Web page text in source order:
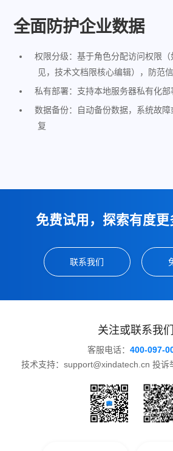
全面防护企业数据
权限分级：基于角色分配访问权限
见，技术文档限核心编辑），防范
私有部署：支持本地服务器私有化部
数据备份：自动备份数据，系统故
复
免费试用，探索有度
联系我们
关注或联系我们
客服电话： 400-097-
技术支持：support@xindatech.cn 投